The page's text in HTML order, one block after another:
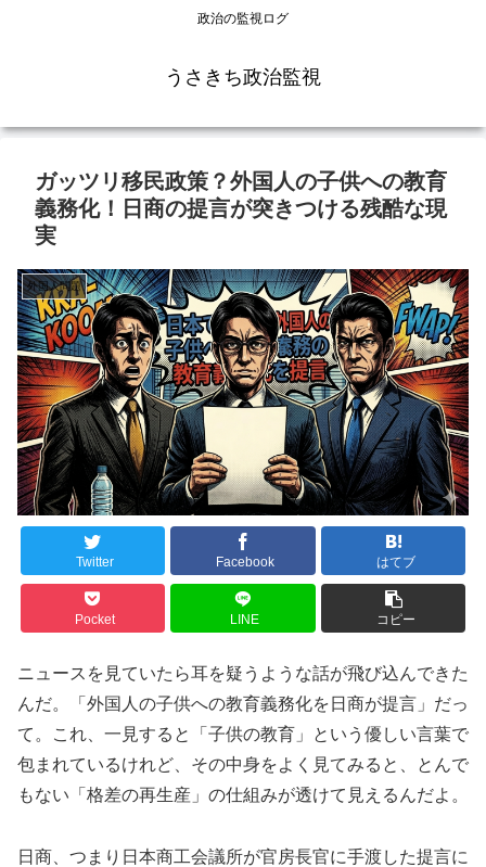
政治の監視ログ
うさきち政治監視
ガッツリ移民政策？外国人の子供への教育
義務化！日商の提言が突きつける残酷な現
実
外国人問題
Twitter Facebook はてブ
Pocket LINE コピー
ニュースを見ていたら耳を疑うような話が飛び込んできた
んだ。「外国人の子供への教育義務化を日商が提言」だっ
て。これ、一見すると「子供の教育」という優しい言葉で
包まれているけれど、その中身をよく見てみると、とんで
もない「格差の再生産」の仕組みが透けて見えるんだよ。
日商、つまり日本商工会議所が官房長官に手渡した提言に